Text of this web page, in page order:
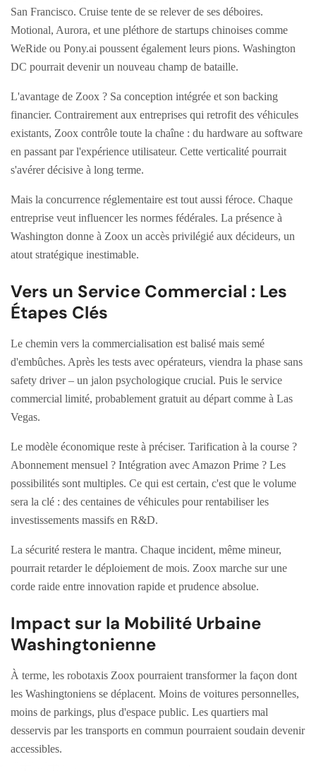
San Francisco. Cruise tente de se relever de ses déboires.
Motional, Aurora, et une pléthore de startups chinoises comme
WeRide ou Pony.ai poussent également leurs pions. Washington
DC pourrait devenir un nouveau champ de bataille.
L'avantage de Zoox ? Sa conception intégrée et son backing
financier. Contrairement aux entreprises qui retrofit des véhicules
existants, Zoox contrôle toute la chaîne : du hardware au software
en passant par l'expérience utilisateur. Cette verticalité pourrait
s'avérer décisive à long terme.
Mais la concurrence réglementaire est tout aussi féroce. Chaque
entreprise veut influencer les normes fédérales. La présence à
Washington donne à Zoox un accès privilégié aux décideurs, un
atout stratégique inestimable.
Vers un Service Commercial : Les
Étapes Clés
Le chemin vers la commercialisation est balisé mais semé
d'embûches. Après les tests avec opérateurs, viendra la phase sans
safety driver – un jalon psychologique crucial. Puis le service
commercial limité, probablement gratuit au départ comme à Las
Vegas.
Le modèle économique reste à préciser. Tarification à la course ?
Abonnement mensuel ? Intégration avec Amazon Prime ? Les
possibilités sont multiples. Ce qui est certain, c'est que le volume
sera la clé : des centaines de véhicules pour rentabiliser les
investissements massifs en R&D.
La sécurité restera le mantra. Chaque incident, même mineur,
pourrait retarder le déploiement de mois. Zoox marche sur une
corde raide entre innovation rapide et prudence absolue.
Impact sur la Mobilité Urbaine
Washingtonienne
À terme, les robotaxis Zoox pourraient transformer la façon dont
les Washingtoniens se déplacent. Moins de voitures personnelles,
moins de parkings, plus d'espace public. Les quartiers mal
desservis par les transports en commun pourraient soudain devenir
accessibles.